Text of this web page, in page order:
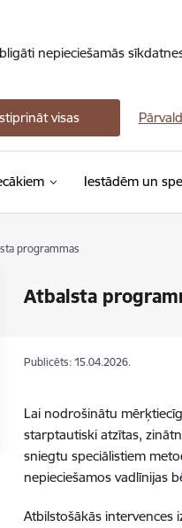
nepieciešamās
visas
Iestādēm un
programmas
Atbalsta
Publicēts: 15.04.2026.
Lai nodrošinātu
starptautiski atzītas,
sniegtu speciālistiem
nepieciešamos vadlīnijas
Atbilstošākās intervences